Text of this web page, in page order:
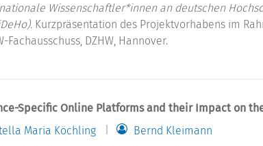
Wissenschaftler*innen an deutschen
Kurzpräsentation des Projektvorhabens im
Fachausschuss, DZHW, Hannover.
Specific Online Platforms and their Impact on
Maria Köchling
Bernd Kleimann